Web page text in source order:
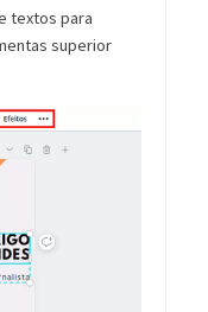
textos para
superior